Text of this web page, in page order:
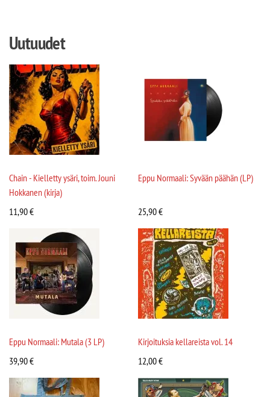
Uutuudet
Chain - Kielletty ysäri, toim. Jouni
Hokkanen (kirja)
11,90€
Eppu Normaali: Syvään päähän (LP)
25,90€
Eppu Normaali: Mutala (3 LP)
39,90€
Kirjoituksia kellareista vol. 14
12,00€